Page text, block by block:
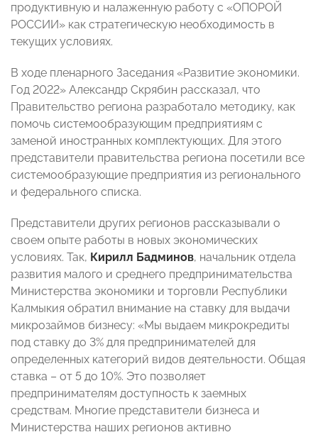
продуктивную и налаженную работу с «ОПОРОЙ
РОССИИ» как стратегическую необходимость в
текущих условиях.
В ходе пленарного Заседания «Развитие экономики.
Год 2022» Александр Скрябин рассказал, что
Правительство региона разработало методику, как
помочь системообразующим предприятиям с
заменой иностранных комплектующих. Для этого
представители правительства региона посетили все
системообразующие предприятия из регионального
и федерального списка.
Представители других регионов рассказывали о
своем опыте работы в новых экономических
условиях. Так, Кирилл Бадминов, начальник отдела
развития малого и среднего предпринимательства
Министерства экономики и торговли Республики
Калмыкия обратил внимание на ставку для выдачи
микрозаймов бизнесу: «Мы выдаем микрокредиты
под ставку до 3% для предпринимателей для
определенных категорий видов деятельности. Общая
ставка – от 5 до 10%. Это позволяет
предпринимателям доступность к заемных
средствам. Многие представители бизнеса и
Министерства наших регионов активно